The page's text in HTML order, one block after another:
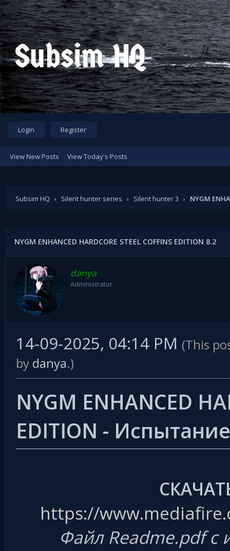
Login Register
View New Posts View Today's Posts
Subsim HQ › Silent hunter series › Silent hunter 3 › NYGM
NYGM ENHANCED HARDCORE STEEL COFFINS EDITION 8.2
danya
Administrator
14-09-2025, 04:14 PM (This
by danya.)
NYGM ENHANCED
EDITION - Испытание
https://
Файл Readme.pdf с